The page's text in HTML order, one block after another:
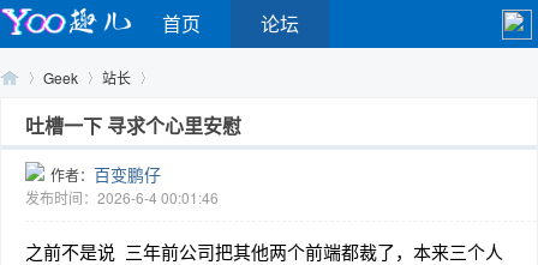
首页 论坛
Geek
›
站长
›
吐槽一下 寻求个心里安慰
作者： 百变鹏仔
发布时间：2026-6-4 00:01:46
之前不是说 三年前公司把其他两个前端都裁了，本来三个人